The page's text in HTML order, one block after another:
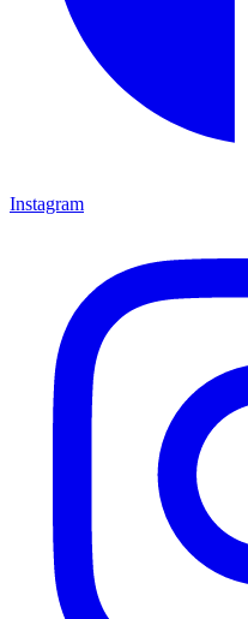
Instagram